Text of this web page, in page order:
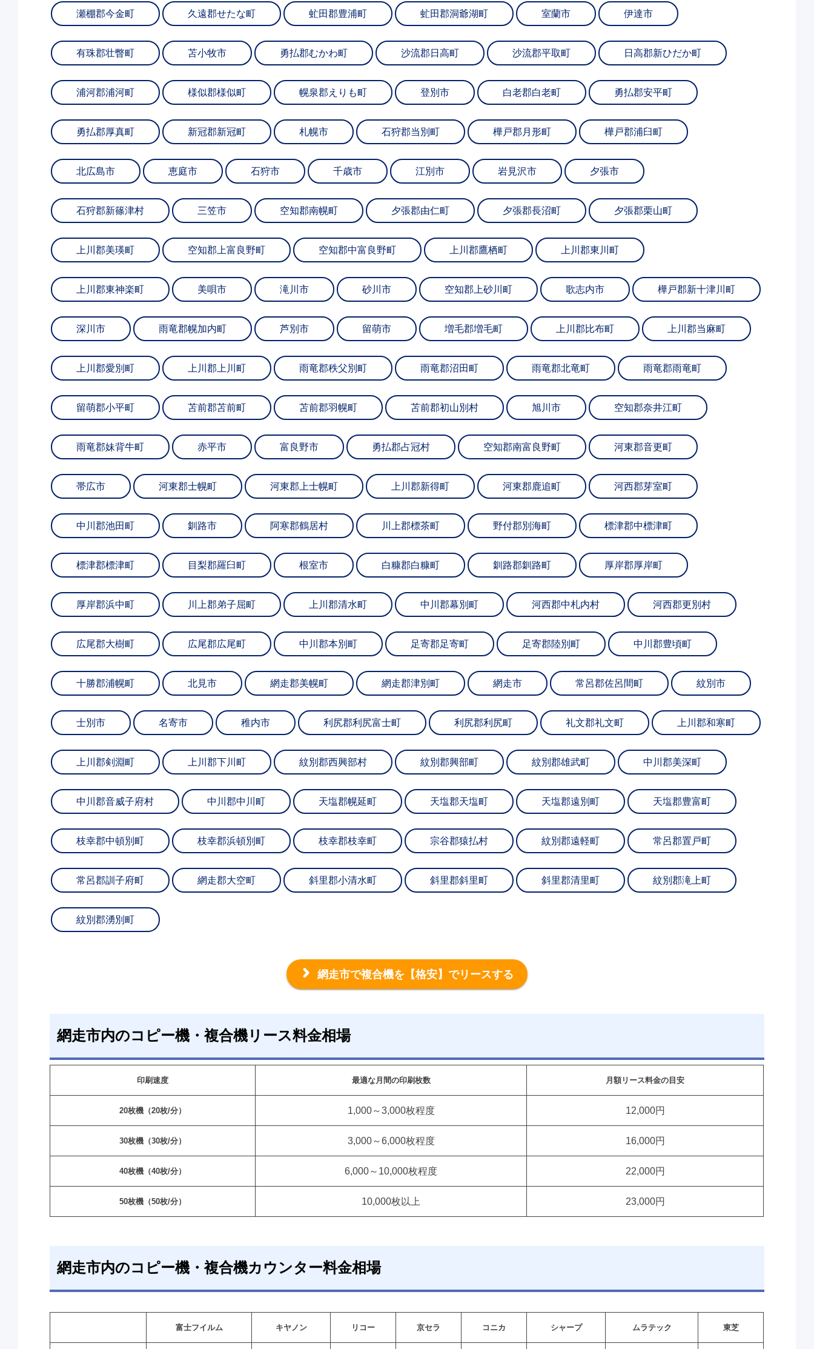
瀬棚郡今金町 久遠郡せたな町 虻田郡豊浦町 虻田郡洞爺湖町 室蘭市 伊達市
有珠郡壮瞥町 苫小牧市 勇払郡むかわ町 沙流郡日高町 沙流郡平取町 日高郡新ひだか町
浦河郡浦河町 様似郡様似町 幌泉郡えりも町 登別市 白老郡白老町 勇払郡安平町
勇払郡厚真町 新冠郡新冠町 札幌市 石狩郡当別町 樺戸郡月形町 樺戸郡浦臼町
北広島市 恵庭市 石狩市 千歳市 江別市 岩見沢市 夕張市
石狩郡新篠津村 三笠市 空知郡南幌町 夕張郡由仁町 夕張郡長沼町 夕張郡栗山町
上川郡美瑛町 空知郡上富良野町 空知郡中富良野町 上川郡鷹栖町 上川郡東川町
上川郡東神楽町 美唄市 滝川市 砂川市 空知郡上砂川町 歌志内市 樺戸郡新十津川町
深川市 雨竜郡幌加内町 芦別市 留萌市 増毛郡増毛町 上川郡比布町 上川郡当麻町
上川郡愛別町 上川郡上川町 雨竜郡秩父別町 雨竜郡沼田町 雨竜郡北竜町 雨竜郡雨竜町
留萌郡小平町 苫前郡苫前町 苫前郡羽幌町 苫前郡初山別村 旭川市 空知郡奈井江町
雨竜郡妹背牛町 赤平市 富良野市 勇払郡占冠村 空知郡南富良野町 河東郡音更町
帯広市 河東郡士幌町 河東郡上士幌町 上川郡新得町 河東郡鹿追町 河西郡芽室町
中川郡池田町 釧路市 阿寒郡鶴居村 川上郡標茶町 野付郡別海町 標津郡中標津町
標津郡標津町 目梨郡羅臼町 根室市 白糠郡白糠町 釧路郡釧路町 厚岸郡厚岸町
厚岸郡浜中町 川上郡弟子屈町 上川郡清水町 中川郡幕別町 河西郡中札内村 河西郡更別村
広尾郡大樹町 広尾郡広尾町 中川郡本別町 足寄郡足寄町 足寄郡陸別町 中川郡豊頃町
十勝郡浦幌町 北見市 網走郡美幌町 網走郡津別町 網走市 常呂郡佐呂間町 紋別市
士別市 名寄市 稚内市 利尻郡利尻富士町 利尻郡利尻町 礼文郡礼文町 上川郡和寒町
上川郡剣淵町 上川郡下川町 紋別郡西興部村 紋別郡興部町 紋別郡雄武町 中川郡美深町
中川郡音威子府村 中川郡中川町 天塩郡幌延町 天塩郡天塩町 天塩郡遠別町 天塩郡豊富町
枝幸郡中頓別町 枝幸郡浜頓別町 枝幸郡枝幸町 宗谷郡猿払村 紋別郡遠軽町 常呂郡置戸町
常呂郡訓子府町 網走郡大空町 斜里郡小清水町 斜里郡斜里町 斜里郡清里町 紋別郡滝上町
紋別郡湧別町
網走市で複合機を 【格安】でリースする
網走市内のコピー機・複合機リース料金相場
印刷速度 最適な月間の印刷枚数 月額リース料金の目安
20枚機（20枚/分） 1,000～3,000枚程度 12,000円
30枚機（30枚/分） 3,000～6,000枚程度 16,000円
40枚機（40枚/分） 6,000～10,000枚程度 22,000円
50枚機（50枚/分） 10,000枚以上 23,000円
網走市内のコピー機・複合機カウンター料金相場
富士フイルム キヤノン リコー 京セラ コニカ シャープ ムラテック 東芝